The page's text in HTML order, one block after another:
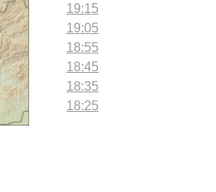
19:15
19:05
18:55
18:45
18:35
18:25